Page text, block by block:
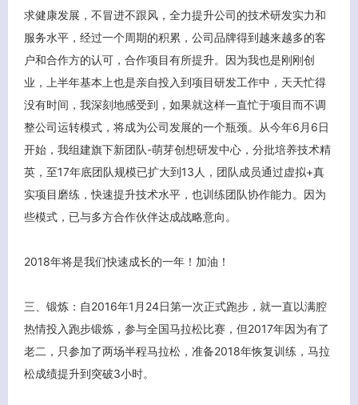
求健康发展，不冒进不跟风，全力提升公司的技术研发实力和
服务水平，经过一个周期的积累，公司品牌得到越来越多的客
户和合作方的认可，合作项目有所提升。因为我也是刚刚创
业，上半年基本上也是亲自投入到项目研发工作中，天天忙得
没有时间，我深刻地感受到，如果就这样一直忙于项目而不调
整公司运转模式，将成为公司发展的一个瓶颈。从今年6月6日
开始，我组建旗下新团队-萌芽创想研发中心，分批培养技术精
英，至17年底团队规模已扩大到13人，团队成员通过虚拟+真
实项目磨练，快速提升技术水平，也训练团队协作能力。因为
些模式，已与多方合作伙伴达成战略意向。
2018年将是我们快速成长的一年！加油！
三、锻炼：自2016年1月24日第一次正式跑步，就一直以满腔
热情投入跑步锻炼，参与全国马拉松比赛，但2017年因为有了
老二，只参加了两场半程马拉松，准备2018年恢复训练，马拉
松成绩提升到突破3小时。